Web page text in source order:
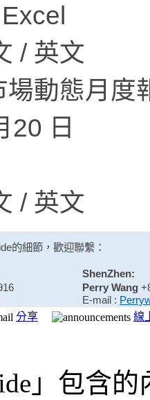
/ 英文
動態月度
20 日
/ 英文
的細節，歡迎聯繫：
ShenZhen:
Perry Wang
E-mail :
分享 線
」包含